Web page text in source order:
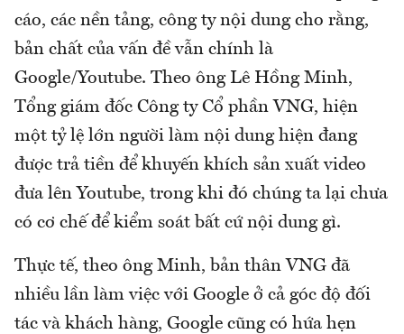
cáo, các nền tảng, công ty nội dung cho rằng,
bản chất của vấn đề vẫn chính là
Google/Youtube. Theo ông Lê Hồng Minh,
Tổng giám đốc Công ty Cổ phần VNG, hiện
một tỷ lệ lớn người làm nội dung hiện đang
được trả tiền để khuyến khích sản xuất video
đưa lên Youtube, trong khi đó chúng ta lại chưa
có cơ chế để kiểm soát bất cứ nội dung gì.
Thực tế, theo ông Minh, bản thân VNG đã
nhiều lần làm việc với Google ở cả góc độ đối
tác và khách hàng, Google cũng có hứa hẹn